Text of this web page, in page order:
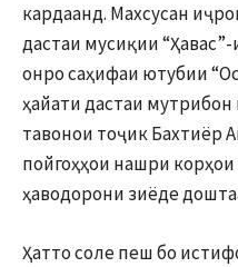
кардаанд. Махсусан
дастаи мусиқии
онро саҳифаи ютубии
ҳайати дастаи
тавонои тоҷик Бахтиёр
пойгоҳҳои нашри
ҳаводорони зиёде
Ҳатто соле пеш бо